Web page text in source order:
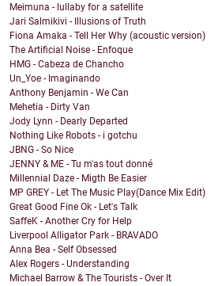
Meimuna - lullaby for a satellite
Jari Salmikivi - Illusions of Truth
Fiona Amaka - Tell Her Why (acoustic version)
The Artificial Noise - Enfoque
HMG - Cabeza de Chancho
Un_Yoe - Imaginando
Anthony Benjamin - We Can
Mehetia - Dirty Van
Jody Lynn - Dearly Departed
Nothing Like Robots - i gotchu
JBNG - So Nice
JENNY & ME - Tu m'as tout donné
Millennial Daze - Migth Be Easier
MP GREY - Let The Music Play(Dance Mix Edit)
Great Good Fine Ok - Let's Talk
SaffeK - Another Cry for Help
Liverpool Alligator Park - BRAVADO
Anna Bea - Self Obsessed
Alex Rogers - Understanding
Michael Barrow & The Tourists - Over It